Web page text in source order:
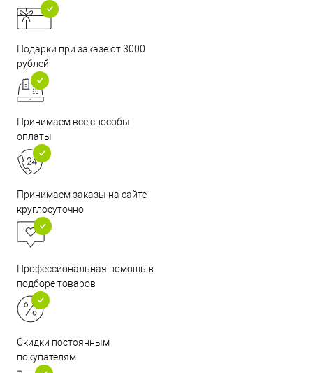
Подарки при заказе от 3000
рублей
Принимаем все способы
оплаты
Принимаем заказы на сайте
круглосуточно
Профессиональная помощь в
подборе товаров
Скидки постоянным
покупателям